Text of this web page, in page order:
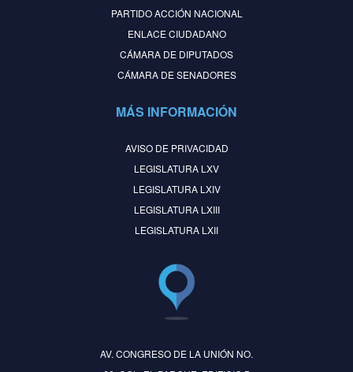
PARTIDO ACCIÓN NACIONAL
ENLACE CIUDADANO
CÁMARA DE DIPUTADOS
CÁMARA DE SENADORES
MÁS INFORMACIÓN
AVISO DE PRIVACIDAD
LEGISLATURA LXV
LEGISLATURA LXIV
LEGISLATURA LXIII
LEGISLATURA LXII
AV. CONGRESO DE LA UNIÓN NO.